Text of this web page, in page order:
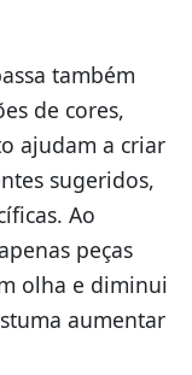
também
de cores,
ajudam a criar
sugeridos,
Ao
peças
olha e diminui
aumentar